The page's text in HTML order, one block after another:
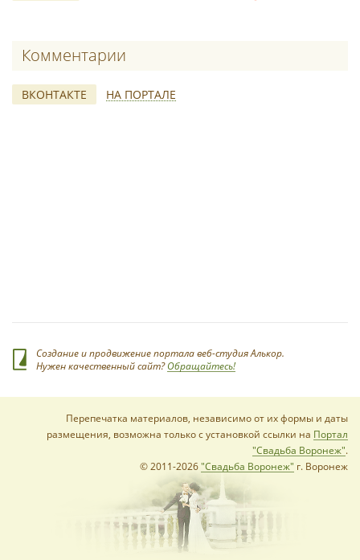
Комментарии
ВКОНТАКТЕ НА ПОРТАЛЕ
*
Создание и продвижение портала веб-студия Алькор.
Нужен качественный сайт?Обращайтесь!
Перепечатка материалов, независимо от их формы и даты
размещения, возможна только с установкой ссылки на Портал
"Свадьба Воронеж".
© 2011-2026"Свадьба Воронеж" г. Воронеж